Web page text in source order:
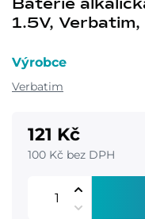
Baterie
1.5V,
Výrobce
Verbatim
121 Kč
100 Kč bez DPH